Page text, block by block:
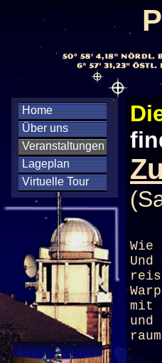
Home
Über uns
Veranstaltungen
Lageplan
Virtuelle Tour
Wie
mit